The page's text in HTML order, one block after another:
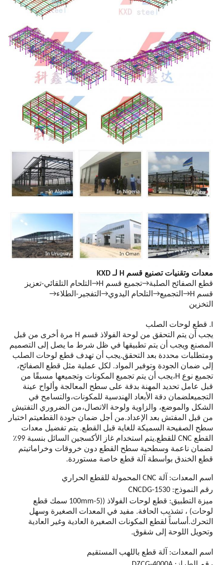
معدات وتقنيات تصنيع قسم H لـ KXD
قطع الصفائح الصلبة→تجميع قسم H→التلحام التلقائي-تعزيز
قسم H→التجميع→التلحام اليدوي→التفجير-الطلاء→
التخزين
يجب أن يتم التحقق من لوحة الفولاذ قسم H مرة أخرى من قبل
المصنع ويجب أن يتم تطبيقها في ظل شرط ما يصل إلى التصميم
ومتطلبات محددة بعد التحقق.يجب أن تهدف قطع لوحات الصلب
إلى ضمان الجودة وتوفير المواد. لكل عملية مثل قطع الصفائح،
تجميع نوع H،يجب أن يتم تجميع المكونات وتجميعها مسبقًا من
قبل عامل تحديد المهنة بدقة على سطح المعالجة وألواح عينة
التجميعلضمان دقة الأبعاد الهندسية للمكونات،والتسامح في
الشكل والموضع، والزاوية ولوحة الاتصال،من الضروري التفتيش
من قبل المفتش بعد الإعداد.من أجل ضمان جودة القطعيتم اختبار
سطح الصفيحة السميكة للغاية قبل القطع. يتم تفضيل معدات
القطع CNC للقطع.يتم استخدام غاز الأكسجين السائل بنسبة 99٪
لضمان ناعمة وسطحية سطح القطع دون خروقات وخراماتيتم
قطع الخندق بواسطة آلة قطع خاصة مستوردة.
اسم المعدات: آلة CNC المحمولة للقطع الحراري
رقم النموذج: CNCDG-1530
ميزة التطبيق: قطع لوحات الفولاذ ((5-100mm سمك قطع
لوحات) ، تشذيب الحافة. مفيد في المعدات الصغيرة وسهل
التحرك.أساساً لقطع المكونات الصغيرة العادية وغير العادية
وتحويل اللوحة إلى شقوق.
اسم المعدات: آلة قطع باللهب المستقيم